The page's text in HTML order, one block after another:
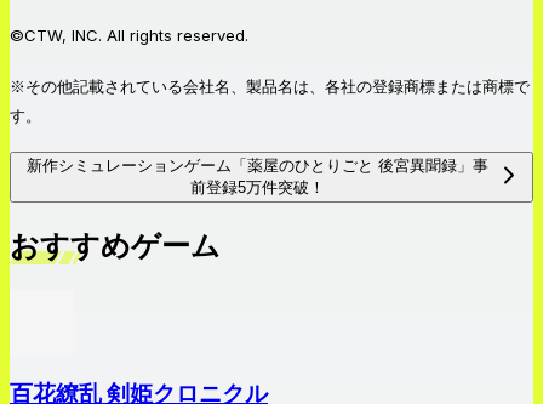
©CTW, INC. All rights reserved.
※その他記載されている会社名、製品名は、各社の登録商標または商標で
す。
新作シミュレーションゲーム「薬屋のひとりごと 後宮異聞録」事
前登録5万件突破！
おすすめゲーム
百花繚乱 剣姫クロニクル